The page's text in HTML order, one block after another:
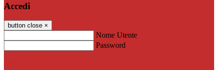
Accedi
button close ×
Nome Utente
Password